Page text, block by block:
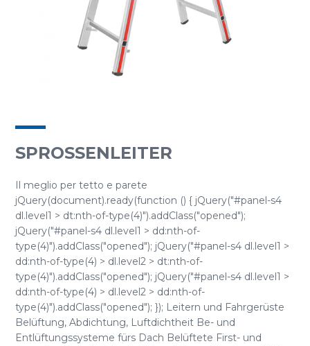
SPROSSENLEITER
Il meglio per tetto e parete
jQuery(document).ready(function () { jQuery("#panel-s4
dl.level1 > dt:nth-of-type(4)").addClass("opened");
jQuery("#panel-s4 dl.level1 > dd:nth-of-
type(4)").addClass("opened"); jQuery("#panel-s4 dl.level1 >
dd:nth-of-type(4) > dl.level2 > dt:nth-of-
type(4)").addClass("opened"); jQuery("#panel-s4 dl.level1 >
dd:nth-of-type(4) > dl.level2 > dd:nth-of-
type(4)").addClass("opened"); }); Leitern und Fahrgerüste
Belüftung, Abdichtung, Luftdichtheit Be- und
Entlüftungssysteme fürs Dach Belüftete First- und